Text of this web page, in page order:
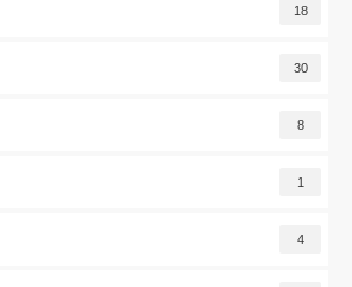
18
30
8
1
4